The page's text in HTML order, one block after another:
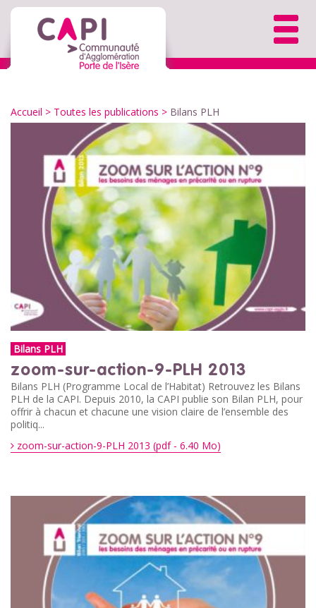
Accueil > Toutes les publications > Bilans PLH
Bilans PLH
zoom-sur-action-9-PLH 2013
Bilans PLH (Programme Local de l’Habitat) Retrouvez les Bilans
PLH de la CAPI. Depuis 2010, la CAPI publie son Bilan PLH, pour
offrir à chacun et chacune une vision claire de l’ensemble des
politiq...
zoom-sur-action-9-PLH 2013 (pdf - 6.40 Mo)